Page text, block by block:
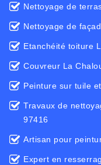
Nettoyage de
Nettoyage de
Etanchéité toiture
Couvreur La
Peinture sur tuile
Travaux de
97416
Artisan pour
Expert en